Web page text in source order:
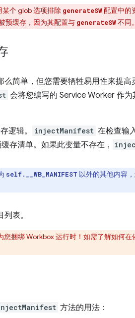
某个 glob 选项排除 generateSW配置中的
预缓存，因为其配置与 generateSW不同。
么简单，但您需要牺牲易用性来提高
会将您编写的 Service Worker 作
逻辑。 injectManifest 在检查输
存清单。如果此变量不存在，
self.__WB_MANIFEST 以外的其他内容
表。
您捆绑 Workbox 运行时！如需了解如何在
方法的用法：